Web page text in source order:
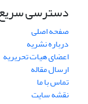
دسترسی
صفحه اصلی
درباره نشریه
اعضای هیات تحریریه
ارسال مقاله
تماس با ما
نقشه سایت